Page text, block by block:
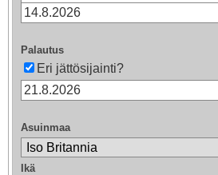
Palautus
Eri jättösijainti?
Asuinmaa
Ikä